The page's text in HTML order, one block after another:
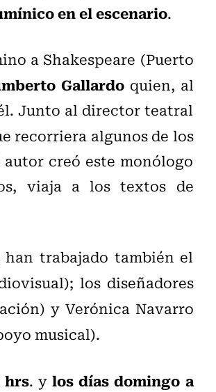
en el escenario.
a Shakespeare (Puerto
Gallardoquien, al
Junto al director teatral
recorriera algunos de los
creó este monólogo
viaja a los textos de
han trabajado también el
los diseñadores
y Verónica Navarro
musical).
hrs. ylos días domingo a